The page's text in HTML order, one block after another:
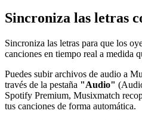
Sincroniza las letras
Sincroniza las letras para que los
canciones en tiempo real a medida
Puedes subir archivos de audio a
través de la pestaña "Audio"
Spotify Premium, Musixmatch
tus canciones de forma automática.